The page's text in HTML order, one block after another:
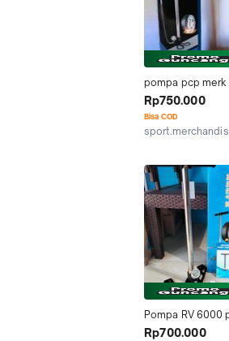
pompa pcp merk
RAMBO, RV, GX,
memompa ban
Rp750.000
Bisa COD
Pompa RV 6000
polos/camo Bisa
Rp700.000